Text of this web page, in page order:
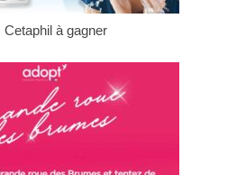
à gagner